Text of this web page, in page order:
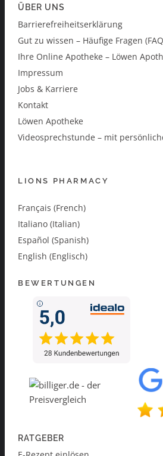
ÜBER UNS
Barrierefreiheitserklärung
Gut zu wissen – Häufige Fragen
Ihre Online Apotheke – Löwen
Impressum
Jobs & Karriere
Kontakt
Löwen Apotheke
Videosprechstunde – mit
LIONS PHARMACY
Français (French)
Italiano (Italian)
Español (Spanish)
English (Englisch)
BEWERTUNGEN
RATGEBER